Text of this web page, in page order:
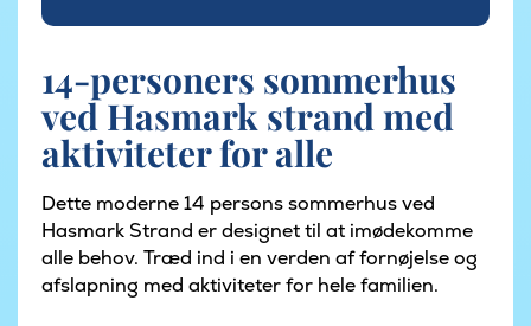
14-personers sommerhus
ved Hasmark strand med
aktiviteter for alle
Dette moderne 14 persons sommerhus ved
Hasmark Strand er designet til at imødekomme
alle behov. Træd ind i en verden af fornøjelse og
afslapning med aktiviteter for hele familien.